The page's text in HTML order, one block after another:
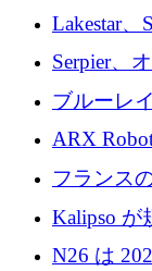
る人々が
Lakestar、
SE3 が自
ームを発表
Serpier、
性向上を
ブルーレ
導スター
ARX
を設立し
フランス
ユーロの
Kalipso が
るために
N26 は